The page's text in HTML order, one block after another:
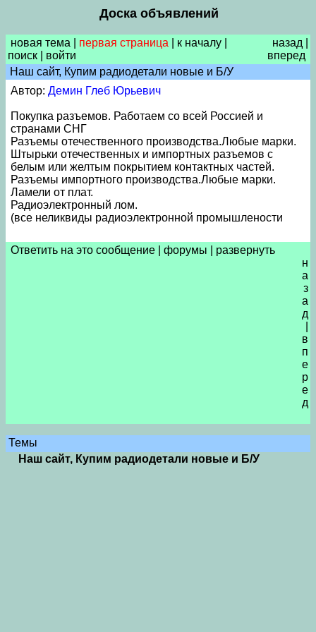
Доска объявлений
новая тема первая страница к началу
поиск
войти
назад
вперед
Наш сайт, Купим радиодетали новые и Б/У
Автор: Демин Глеб Юрьевич
Покупка разъемов. Работаем со всей Россией и
странами СНГ
Разъемы отечественного производства.Любые марки.
Штырьки отечественных и импортных разъемов с
белым или желтым покрытием контактных частей.
Разъемы импортного производства.Любые марки.
Ламели от плат.
Радиоэлектронный лом.
(все неликвиды радиоэлектронной промышлености
Ответить на это сообщение форумы
развернуть
н
а
з
а
д
в
п
е
р
е
д
Темы
Наш сайт, Купим радиодетали новые и Б/У